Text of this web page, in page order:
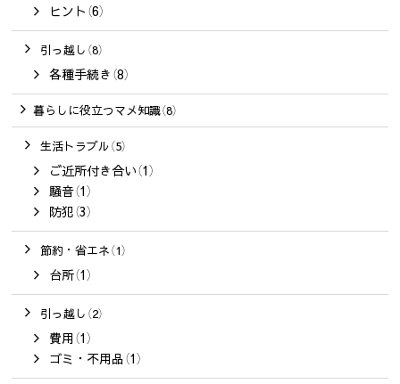
ヒント（6）
引っ越し（8）
各種手続き（8）
暮らしに役立つマメ知識（8）
生活トラブル（5）
ご近所付き合い（1）
騒音（1）
防犯（3）
節約・省エネ（1）
台所（1）
引っ越し（2）
費用（1）
ゴミ・不用品（1）